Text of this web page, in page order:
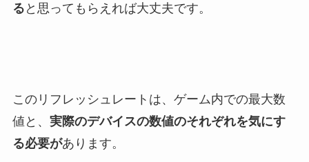
る と思ってもらえれば大丈夫です。
このリフレッシュレートは、ゲーム内での最大数
値と、 実際のデバイスの数値のそれぞれを気にす
る必要があります。